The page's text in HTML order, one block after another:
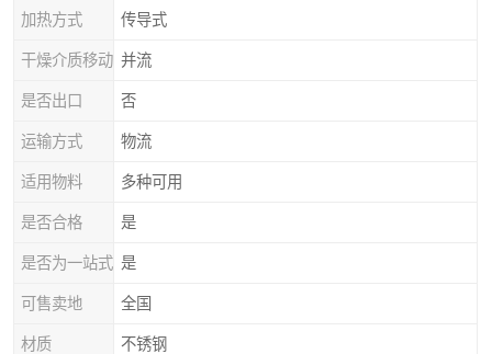
加热方式 传导式
干燥介质移动 并流
是否出口 否
运输方式 物流
适用物料 多种可用
是否合格 是
是否为一站式 是
可售卖地 全国
材质 不锈钢